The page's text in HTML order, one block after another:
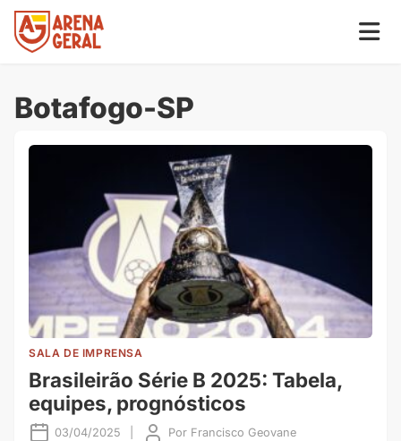
Botafogo-SP
SALA DE IMPRENSA
Brasileirão Série B 2025: Tabela,
equipes, prognósticos
03/04/2025 Por Francisco Geovane